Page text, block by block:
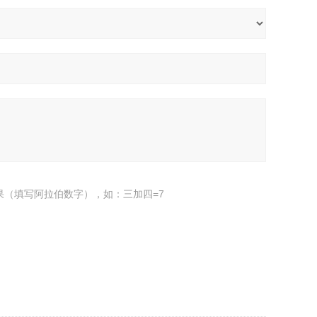
（填写阿拉伯数字），如：三加四=7